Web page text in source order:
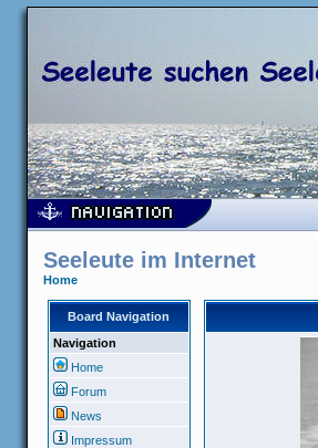
Seeleute im Internet
Home
Board Navigation
Navigation
Home
Forum
News
Impressum